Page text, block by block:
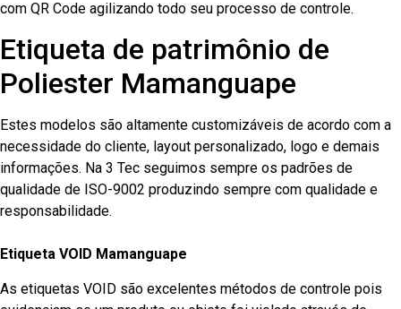
com QR Code agilizando todo seu processo de controle.
Etiqueta de patrimônio de
Poliester Mamanguape
Estes modelos são altamente customizáveis de acordo com a
necessidade do cliente, layout personalizado, logo e demais
informações. Na 3 Tec seguimos sempre os padrões de
qualidade de ISO-9002 produzindo sempre com qualidade e
responsabilidade.
Etiqueta VOID Mamanguape
As etiquetas VOID são excelentes métodos de controle pois